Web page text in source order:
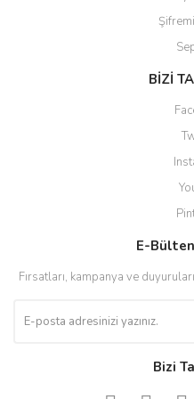
derecede beğendim
Kolay ve hizli alisveris
BİZİ
E-
Fırsatları, kampanya ve
Bizi